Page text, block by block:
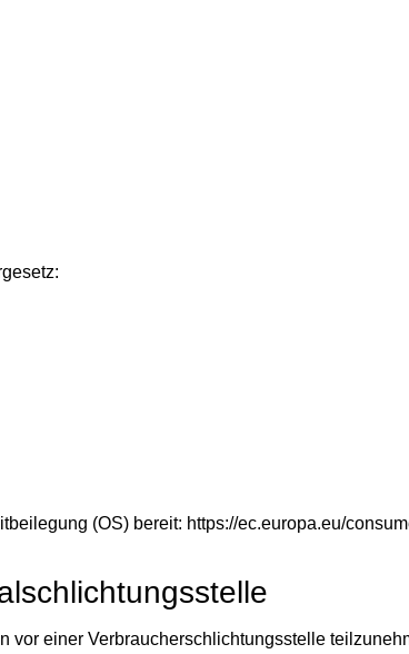
(OS) bereit: https://ec.europa.eu/
vor einer Verbraucherschlichtungsstelle